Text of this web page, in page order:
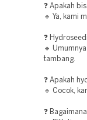
❓ Apakah
🔹 Ya, kami
❓
🔹
tambang.
❓ Apakah
🔹 Cocok,
❓